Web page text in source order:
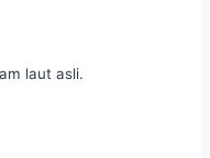
laut asli.